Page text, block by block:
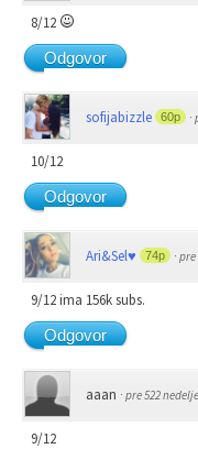
8/12
Odgovor
sofijabizzle 60p ·
10/12
Odgovor
Ari&Sel♥ 74p · pre
9/12 ima 156k subs.
Odgovor
aaan · pre 522 nedelje
9/12